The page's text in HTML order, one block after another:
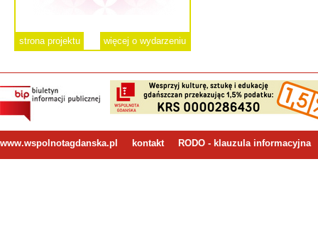
strona projektu więcej o wydarzeniu
www.wspolnotagdanska.pl kontakt RODO - klauzula informacyjna